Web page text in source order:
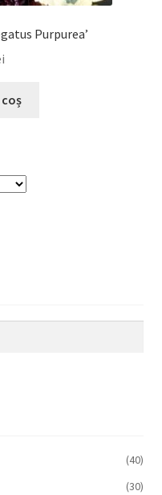
Purpurea’
(40)
(30)